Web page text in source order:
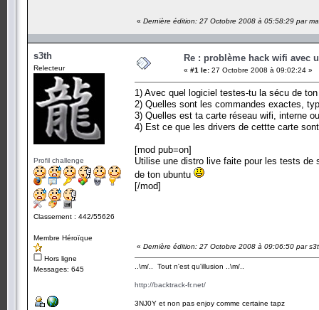
« Dernière édition: 27 Octobre 2008 à 05:58:29 par
s3th
Relecteur
Profil challenge
Classement : 442/55626
Membre Héroïque
Hors ligne
Messages: 645
Re : problème hack wifi avec
« #1 le: 27 Octobre 2008 à 09:02:24 »
1) Avec quel logiciel testes-tu la sécu de
2) Quelles sont les commandes exactes,
3) Quelles est ta carte réseau wifi, interne
4) Est ce que les drivers de cettte carte
[mod pub=on]
Utilise une distro live faite pour les tests de
de ton ubuntu
[/mod]
« Dernière édition: 27 Octobre 2008 à 09:06:50 par
..\m/.. Tout n'est qu'illusion ..\m/..
http://backtrack-fr.net/
3NJ0Y et non pas enjoy comme certaine tapz